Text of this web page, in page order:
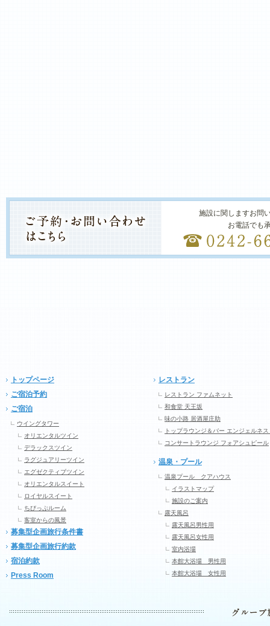
施設に関しますお問
お電話でも
トップページ
ご宿泊予約
ご宿泊
ウイングタワー
オリエンタルツイン
デラックスツイン
ラグジュアリーツイン
エグゼクティブツイン
オリエンタルスイート
ロイヤルスイート
ちびっぷルーム
客室からの風景
募集型企画旅行条件書
募集型企画旅行約款
宿泊約款
Press Room
レストラン
レストラン ファムネット
和食堂 天王坂
味の小路 居酒屋庄助
トップラウンジ＆バー エンジェルネス
コンサートラウンジ フォアシュピール
温泉・プール
温泉プール クアハウス
イラストマップ
施設のご案内
露天風呂
露天風呂男性用
露天風呂女性用
室内浴場
本館大浴場 男性用
本館大浴場 女性用